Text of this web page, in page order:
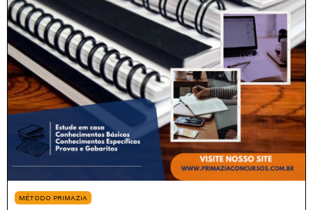
MÉTODO PRIMAZIA